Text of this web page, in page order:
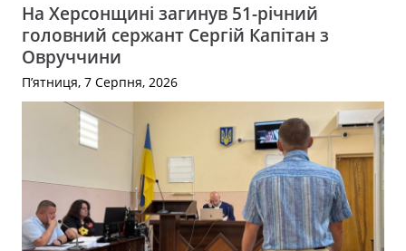
На Херсонщині загинув 51-річний
головний сержант Сергій Капітан з
Овруччини
П’ятниця, 7 Серпня, 2026